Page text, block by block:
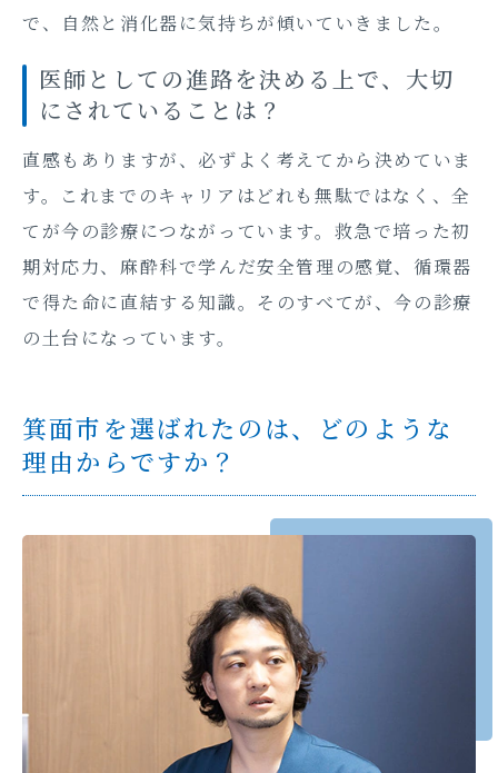
で、自然と消化器に気持ちが傾いていきました。
医師としての進路を決める上で、大切
にされていることは？
直感もありますが、必ずよく考えてから決めていま
す。これまでのキャリアはどれも無駄ではなく、全
てが今の診療につながっています。救急で培った初
期対応力、麻酔科で学んだ安全管理の感覚、循環器
で得た命に直結する知識。そのすべてが、今の診療
の土台になっています。
箕面市を選ばれたのは、どのような
理由からですか？